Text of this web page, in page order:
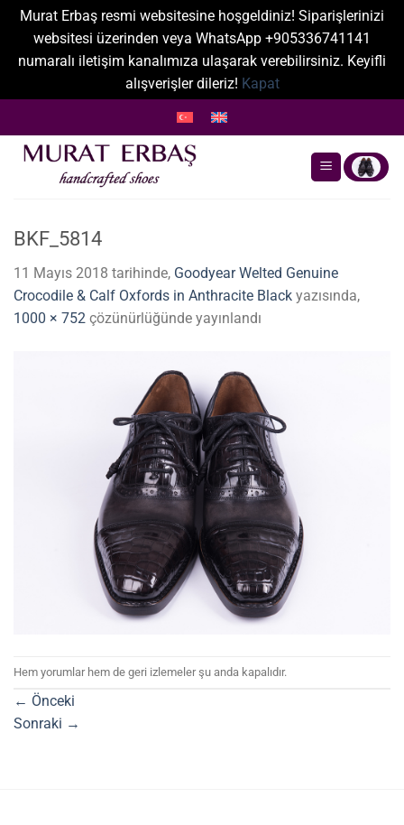
Murat Erbaş resmi websitesine hoşgeldiniz! Siparişlerinizi
websitesi üzerinden veya WhatsApp +905336741141
numaralı iletişim kanalımıza ulaşarak verebilirsiniz. Keyifli
alışverişler dileriz! Kapat
atla
BKF_5814
11 Mayıs 2018 tarihinde, Goodyear Welted Genuine
Crocodile & Calf Oxfords in Anthracite Black yazısında,
1000 × 752 çözünürlüğünde yayınlandı
Hem yorumlar hem de geri izlemeler şu anda kapalıdır.
← Önceki
Sonraki →